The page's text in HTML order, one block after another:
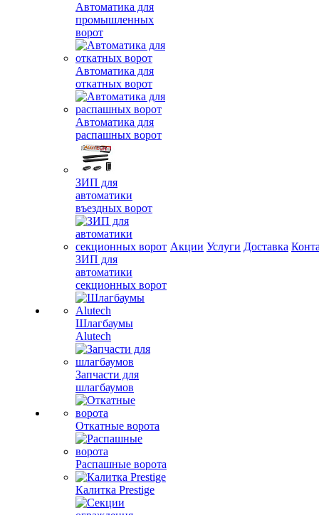
Автоматика для
промышленных
ворот
Автоматика для
откатных ворот
Автоматика для
распашных ворот
ЗИП для
автоматики
въездных ворот
ЗИП для
автоматики
секционных ворот
Шлагбаумы
Alutech
Запчасти для
шлагбаумов
Откатные ворота
Распашные ворота
Калитка Prestige
Акции Услуги Доставка